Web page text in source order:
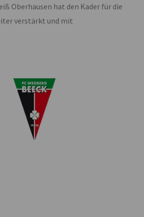
Oberhausen hat den Kader für die
verstärkt und mit